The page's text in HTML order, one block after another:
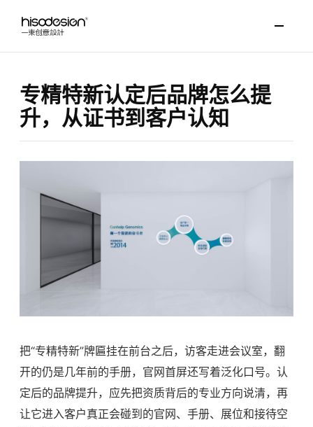
专精特新认定后品牌怎么提
升，从证书到客户认知
把“专精特新”牌匾挂在前台之后，访客走进会议室，翻
开的仍是几年前的手册，官网首屏还写着泛化口号。认
定后的品牌提升，应先把资质背后的专业方向说清，再
让它进入客户真正会碰到的官网、手册、展位和接待空